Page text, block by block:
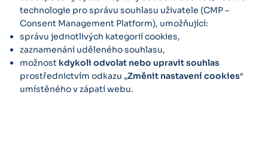
technologie pro správu souhlasu uživatele (CMP –
Consent Management Platform), umožňující:
správu jednotlivých kategorií cookies,
zaznamenání uděleného souhlasu,
možnost kdykoli odvolat nebo upravit souhlas
prostřednictvím odkazu „Změnit nastavení cookies“
umístěného v zápatí webu.